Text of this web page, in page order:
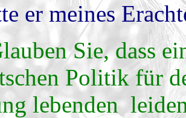
er meines
Sie, dass
Politik für
lebenden